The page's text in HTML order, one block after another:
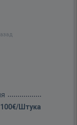
Штука